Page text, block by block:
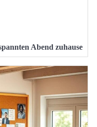
Abend zuhause